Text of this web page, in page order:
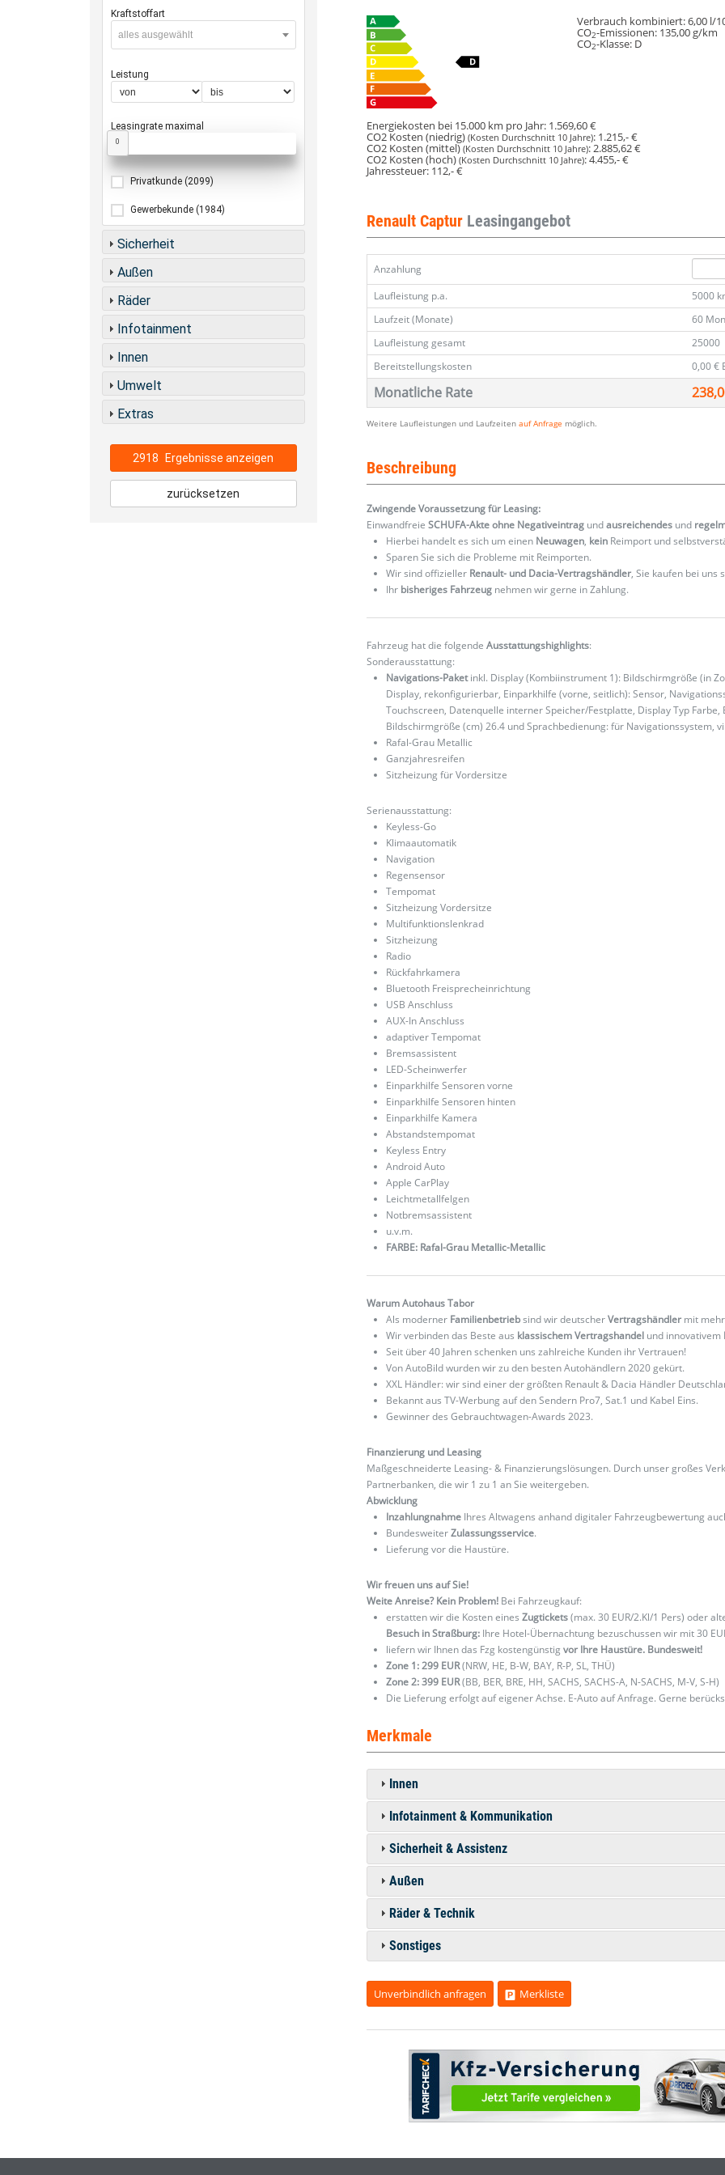
Hybrid
160
EDC
Kam
PDC
vo/hi
Hybrid
160
EDC
Kam
PDC
vo/hi
Verbrauch kombiniert:6,00 l/
CO2-Emissionen: 135,00 g/km
CO2-Klasse: D
Energiekosten bei 15.000 km pro Jahr: 1.569,60 €
CO2 Kosten (niedrig)(Kosten Durchschnitt 10 Jahre): 1.215,- €
CO2 Kosten (mittel)(Kosten Durchschnitt 10 Jahre):2.885,62 €
CO2 Kosten (hoch)(Kosten Durchschnitt 10 Jahre):4.455,- €
Jahressteuer: 112,- €
Renault Captur Leasingangebot
Anzahlung
Laufleistung p.a.
5000
Laufzeit (Monate)
60
Laufleistung gesamt
25000
Bereitstellungskosten
0,00 €
Monatliche Rate
Weitere Laufleistungen und Laufzeitenauf Anfrage möglich.
Beschreibung
Zwingende Voraussetzung für Leasing:
EinwandfreieSCHUFA-Akte ohne Negativeintrag undausreichendes und
Hierbei handelt es sich um einen Neuwagen, kein Reimport und
Sparen Sie sich die Probleme mit Reimporten.
Wir sind offizieller Renault- und Dacia-Vertragshändler, Sie kaufen bei uns
Ihr bisheriges Fahrzeug nehmen wir gerne in Zahlung.
Fahrzeug hat die folgendeAusstattungshighlights:
Sonderausstattung:
Navigations-Paketinkl. Display (Kombiinstrument 1): Bildschirmgröße (in
Display, rekonfigurierbar, Einparkhilfe (vorne, seitlich): Sensor,
Touchscreen, Datenquelle interner Speicher/Festplatte, Display Typ
Bildschirmgröße (cm) 26.4 und Sprachbedienung: für Navigationssystem,
Rafal-Grau Metallic
Ganzjahresreifen
Sitzheizung für Vordersitze
Serienausstattung:
Keyless-Go
Klimaautomatik
Navigation
Regensensor
Tempomat
Sitzheizung Vordersitze
Multifunktionslenkrad
Sitzheizung
Radio
Rückfahrkamera
Bluetooth Freisprecheinrichtung
USB Anschluss
AUX-In Anschluss
adaptiver Tempomat
Bremsassistent
LED-Scheinwerfer
Einparkhilfe Sensoren vorne
Einparkhilfe Sensoren hinten
Einparkhilfe Kamera
Abstandstempomat
Keyless Entry
Android Auto
Apple CarPlay
Leichtmetallfelgen
Notbremsassistent
u.v.m.
FARBE: Rafal-Grau Metallic-Metallic
Warum Autohaus Tabor
Als moderner Familienbetriebsind wir deutscherVertragshändler mit
Wir verbinden das Beste aus klassischem Vertragshandel und innovativem
Seit über 40 Jahren schenken uns zahlreiche Kunden ihr Vertrauen!
Von AutoBild wurden wir zu den besten Autohändlern 2020 gekürt.
XXL Händler: wir sind einer der größten Renault & Dacia Händler
Bekannt aus TV-Werbung auf den Sendern Pro7, Sat.1 und Kabel Eins.
Gewinner des Gebrauchtwagen-Awards 2023.
Finanzierung und Leasing
Maßgeschneiderte Leasing- & Finanzierungslösungen. Durch unser großes
Partnerbanken, die wir 1 zu 1 an Sie weitergeben.
Abwicklung
Inzahlungnahme Ihres Altwagens anhand digitaler Fahrzeugbewertung
BundesweiterZulassungsservice.
Lieferung vor die Haustüre.
Wir freuen uns auf Sie!
Weite Anreise? Kein Problem! Bei Fahrzeugkauf:
erstatten wir die Kosten einesZugtickets(max. 30 EUR/2.Kl/1 Pers) oder
Besuch in Straßburg: Ihre Hotel-Übernachtung bezuschussen wir mit 30
liefern wir Ihnen das Fzg kostengünstigvor Ihre Haustüre. Bundesweit!
Zone 1: 299 EUR(NRW, HE, B-W, BAY, R-P, SL, THÜ)
Zone 2: 399 EUR(BB, BER, BRE, HH, SACHS, SACHS-A, N-SACHS, M-V, S-H)
Die Lieferung erfolgt auf eigener Achse. E-Auto auf Anfrage. Gerne
Merkmale
Innen
Infotainment & Kommunikation
Sicherheit & Assistenz
Außen
Räder & Technik
Sonstiges
Unverbindlich anfragen Merkliste
Kraftstoffart
alles ausgewählt
Leistung
Leasingrate maximal
0
Privatkunde (2099)
Gewerbekunde (1984)
Sicherheit
Außen
Räder
Infotainment
Innen
Umwelt
Extras
2918 Ergebnisse anzeigen
zurücksetzen